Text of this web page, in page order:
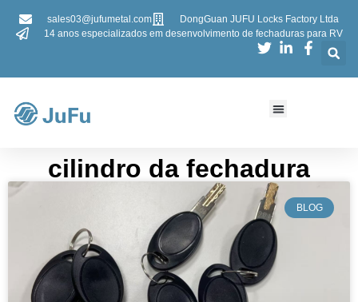
sales03@jufumetal.com
DongGuan JUFU Locks Factory Ltda
14 anos especializados em desenvolvimento de fechaduras para RV
cilindro da fechadura
BLOG